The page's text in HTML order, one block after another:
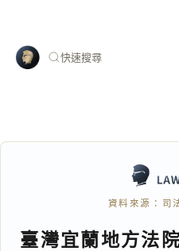
快速搜尋
資料來源：司
臺灣宜蘭地方法